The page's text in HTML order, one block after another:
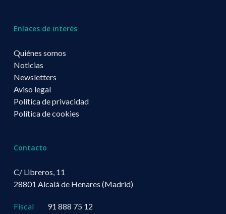
Enlaces de interés
Quiénes somos
Noticias
Newsletters
Aviso legal
Política de privacidad
Política de cookies
Contacto
C/ Libreros, 11
28801 Alcalá de Henares (Madrid)
Fiscal 91 888 75 12